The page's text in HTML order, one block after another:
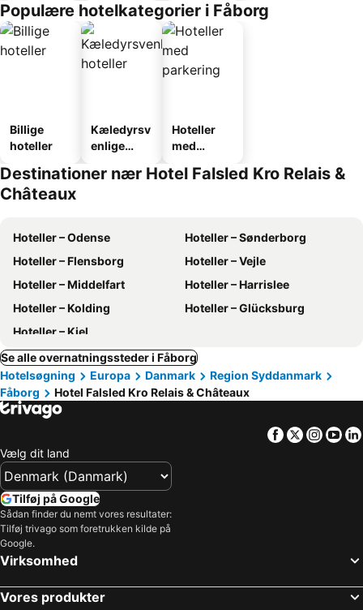
Populære hotelkategorier i Fåborg
Billige
hoteller
Kæledyrsv
enlige
Hoteller
med
Destinationer nær Hotel Falsled Kro Relais &
Châteaux
Hoteller – Odense
Hoteller – Sønderborg
Hoteller – Flensborg
Hoteller – Vejle
Hoteller – Middelfart
Hoteller – Harrislee
Hoteller – Kolding
Hoteller – Glücksburg
Hoteller – Kiel
Se alle overnatningssteder i Fåborg
Hotelsøgning
Europa Danmark
Region Syddanmark
Fåborg
Hotel Falsled Kro Relais & Châteaux
Facebook
Twitter
Vælg dit land
Tilføj på Google
Sådan finder du nemt vores resultater:
Tilføj trivago som foretrukken kilde på
Google.
Virksomhed
Vores produkter